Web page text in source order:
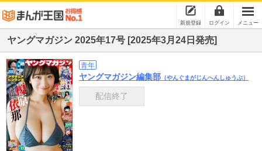
新規登録 ログイン メニュー
ヤングマガジン 2025年17号 [2025年3月24日発売]
青年
ヤングマガジン編集部 （やんぐまがじんへんしゅうぶ）
配信終了